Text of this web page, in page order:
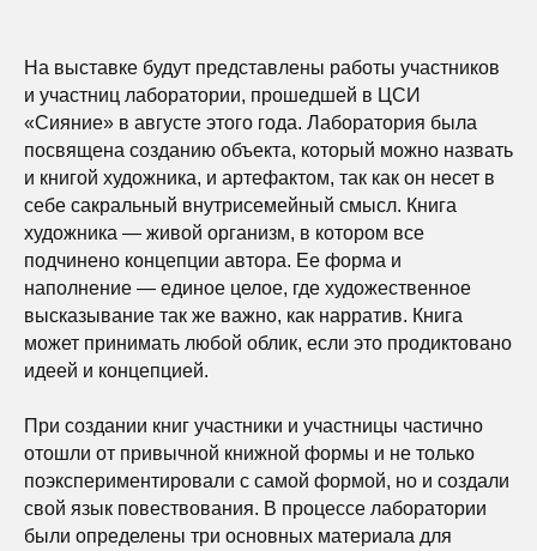
На выставке будут представлены работы участников
и участниц лаборатории, прошедшей в ЦСИ
«Сияние» в августе этого года. Лаборатория была
посвящена созданию объекта, который можно назвать
и книгой художника, и артефактом, так как он несет в
себе сакральный внутрисемейный смысл. Книга
художника — живой организм, в котором все
подчинено концепции автора. Ее форма и
наполнение — единое целое, где художественное
высказывание так же важно, как нарратив. Книга
может принимать любой облик, если это продиктовано
идеей и концепцией.
При создании книг участники и участницы частично
отошли от привычной книжной формы и не только
поэкспериментировали с самой формой, но и создали
свой язык повествования. В процессе лаборатории
были определены три основных материала для